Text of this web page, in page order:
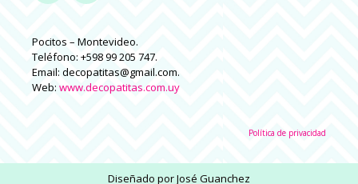
Pocitos – Montevideo.
Teléfono: +598 99 205 747.
Email: decopatitas@gmail.com.
Web: www.decopatitas.com.uy
Política de privacidad
Diseñado porJosé Guanchez